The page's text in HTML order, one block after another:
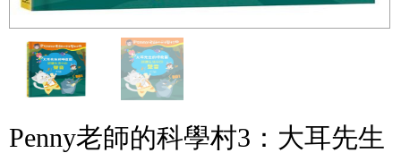
Penny老師的科學村3：大耳先生